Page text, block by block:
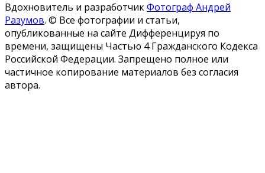
Вдохновитель и разработчикФотограф Андрей
Разумов. © Все фотографии и статьи,
опубликованные на сайте Дифференцируя по
времени, защищены Частью 4 Гражданского Кодекса
Российской Федерации. Запрещено полное или
частичное копирование материалов без согласия
автора.